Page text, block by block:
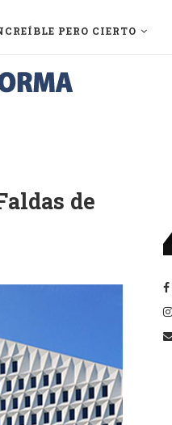
PERO CIERTO
de